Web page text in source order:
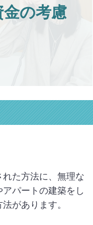
の考慮
た方法に、無理な
パートの建築をし
があります。